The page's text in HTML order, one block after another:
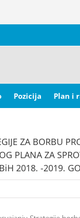
Pozicija Plan i
ZA BORBU
PLANA ZA
2018. -2019.